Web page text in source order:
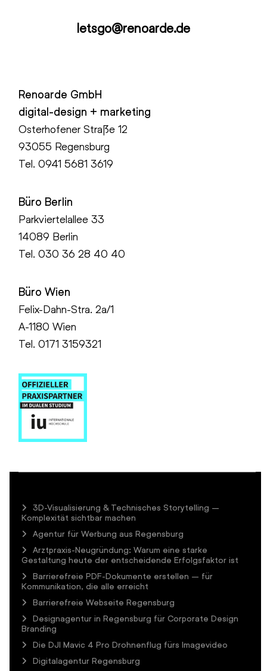
letsgo@renoarde.de
Renoarde GmbH
digital-design + marketing
Osterhofener Straße 12
93055 Regensburg
Tel.0941 5681 3619
Büro Berlin
Parkviertelallee 33
14089 Berlin
Tel.030 36 28 40 40
Büro Wien
Felix-Dahn-Stra. 2a/1
A-1180 Wien
Tel. 0171 3159321
3D-Visualisierung & Technisches Storytelling –
Komplexität sichtbar machen
Agentur für Werbung aus Regensburg
Arztpraxis-Neugründung: Warum eine starke
Gestaltung heute der entscheidende Erfolgsfaktor ist
Barrierefreie PDF-Dokumente erstellen – für
Kommunikation, die alle erreicht
Barrierefreie Webseite Regensburg
Designagentur in Regensburg für Corporate Design
Branding
Die DJI Mavic 4 Pro Drohnenflug fürs Imagevideo
Digitalagentur Regensburg